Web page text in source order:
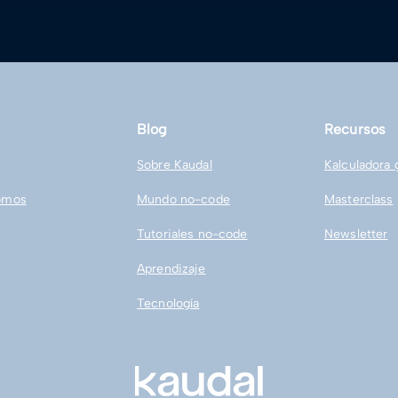
Blog
Sobre Kaudal
Mundo no-code
Tutoriales no-code
Recursos
Kalculadora
Masterclass
Newsletter
Aprendizaje
Tecnología